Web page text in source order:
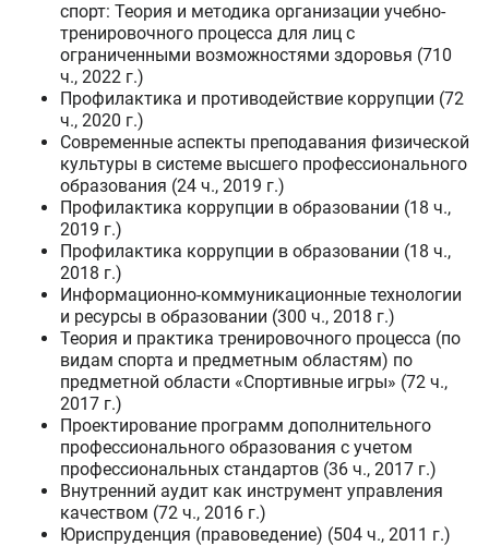
спорт: Теория и методика организации учебно-
тренировочного процесса для лиц с
ограниченными возможностями здоровья (710
ч., 2022 г.)
Профилактика и противодействие коррупции (72
ч., 2020 г.)
Современные аспекты преподавания физической
культуры в системе высшего профессионального
образования (24 ч., 2019 г.)
Профилактика коррупции в образовании (18 ч.,
2019 г.)
Профилактика коррупции в образовании (18 ч.,
2018 г.)
Информационно-коммуникационные технологии
и ресурсы в образовании (300 ч., 2018 г.)
Теория и практика тренировочного процесса (по
видам спорта и предметным областям) по
предметной области «Спортивные игры» (72 ч.,
2017 г.)
Проектирование программ дополнительного
профессионального образования с учетом
профессиональных стандартов (36 ч., 2017 г.)
Внутренний аудит как инструмент управления
качеством (72 ч., 2016 г.)
Юриспруденция (правоведение) (504 ч., 2011 г.)